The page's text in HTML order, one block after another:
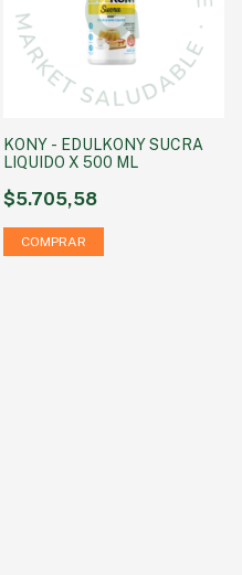
KONY - EDULKONY SUCRA
LIQUIDO X 500 ML
$5.705,58